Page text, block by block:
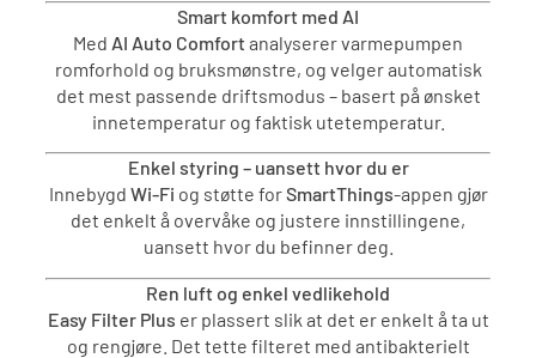
Smart komfort med AI
Med AI Auto Comfortanalyserer varmepumpen
romforhold og bruksmønstre, og velger automatisk
det mest passende driftsmodus – basert på ønsket
innetemperatur og faktisk utetemperatur.
Enkel styring – uansett hvor du er
Innebygd Wi-Fi og støtte forSmartThings-appen gjør
det enkelt å overvåke og justere innstillingene,
uansett hvor du befinner deg.
Ren luft og enkel vedlikehold
Easy Filter Plus er plassert slik at det er enkelt å ta ut
og rengjøre. Det tette filteret med antibakterielt